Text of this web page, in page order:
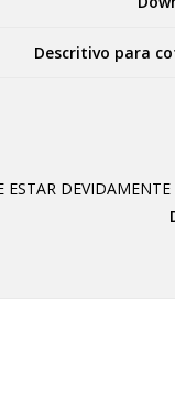
Descritivo para
ESTAR DEVIDAMENTE